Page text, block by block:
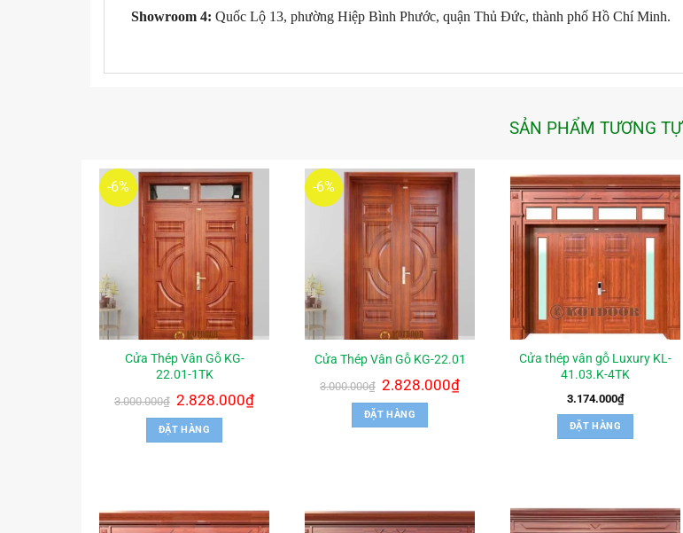
Showroom 4: Quốc Lộ 13, phường Hiệp Bình Phước, quận Thủ Đức, thành phố Hồ Chí Minh.
SẢN PHẨM TƯƠNG TỰ
-6%
Cửa Thép Vân Gỗ KG-
22.01-1TK
3.000.000₫ Giá
gốc
là:
3.000.000₫.
2.828.000₫Giá
hiện
ĐẶT HÀNG
-6%
Cửa Thép Vân Gỗ KG-22.01
3.000.000₫ Giá
gốc
là:
3.000.000₫.
2.828.000₫Giá
hiện
ĐẶT HÀNG
Cửa thép vân gỗ Luxury KL-
41.03.K-4TK
3.174.000₫
ĐẶT HÀNG